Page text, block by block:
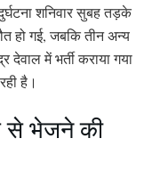
शनिवार सुबह तड़के
हो गई, जबकि तीन अन्य
में भर्ती कराया गया
है।
से भेजने की